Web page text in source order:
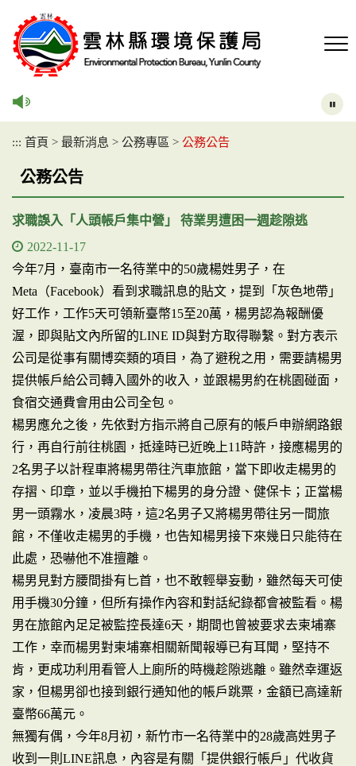
::: 首頁 > 最新消息 > 公務專區 > 公務公告
公務公告
求職誤入「人頭帳戶集中營」 待業男遭困一週趁隙逃
2022-11-17
今年7月，臺南市一名待業中的50歲楊姓男子，在
Meta（Facebook）看到求職訊息的貼文，提到「灰色地帶」
好工作，工作5天可領新臺幣15至20萬，楊男認為報酬優
渥，即與貼文內所留的LINE ID與對方取得聯繫。對方表示
公司是從事有關博奕類的項目，為了避稅之用，需要請楊男
提供帳戶給公司轉入國外的收入，並跟楊男約在桃園碰面，
食宿交通費會用由公司全包。
楊男應允之後，先依對方指示將自己原有的帳戶申辦網路銀
行，再自行前往桃園，抵達時已近晚上11時許，接應楊男的
2名男子以計程車將楊男帶往汽車旅館，當下即收走楊男的
存摺、印章，並以手機拍下楊男的身分證、健保卡；正當楊
男一頭霧水，凌晨3時，這2名男子又將楊男帶往另一間旅
館，不僅收走楊男的手機，也告知楊男接下來幾日只能待在
此處，恐嚇他不准擅離。
楊男見對方腰間掛有匕首，也不敢輕舉妄動，雖然每天可使
用手機30分鐘，但所有操作內容和對話紀錄都會被監看。楊
男在旅館內足足被監控長達6天，期間也曾被要求去柬埔寨
工作，幸而楊男對柬埔寨相關新聞報導已有耳聞，堅持不
肯，更成功利用看管人上廁所的時機趁隙逃離。雖然幸運返
家，但楊男卻也接到銀行通知他的帳戶跳票，金額已高達新
臺幣66萬元。
無獨有偶，今年8月初，新竹市一名待業中的28歲高姓男子
收到一則LINE訊息，內容是有關「提供銀行帳戶」代收貨